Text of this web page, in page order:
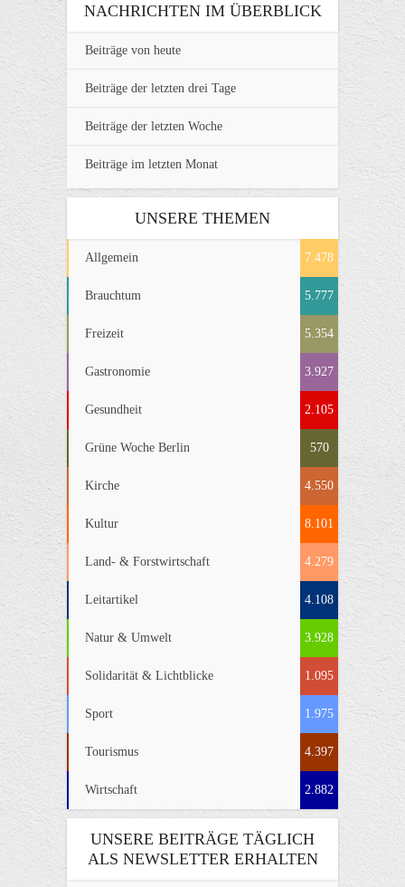
NACHRICHTEN IM ÜBERBLICK
Beiträge von heute
Beiträge der letzten drei Tage
Beiträge der letzten Woche
Beiträge im letzten Monat
UNSERE THEMEN
Allgemein 7.478
Brauchtum 5.777
Freizeit 5.354
Gastronomie 3.927
Gesundheit 2.105
Grüne Woche Berlin 570
Kirche 4.550
Kultur 8.101
Land- & Forstwirtschaft 4.279
Leitartikel 4.108
Natur & Umwelt 3.928
Solidarität & Lichtblicke 1.095
Sport 1.975
Tourismus 4.397
Wirtschaft 2.882
UNSERE BEITRÄGE TÄGLICH
ALS NEWSLETTER ERHALTEN